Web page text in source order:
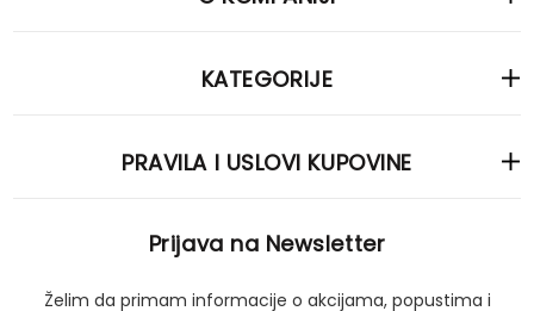
KATEGORIJE
PRAVILA I USLOVI KUPOVINE
Prijava na Newsletter
Želim da primam informacije o akcijama, popustima i